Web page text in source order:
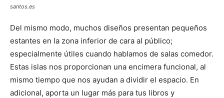
santos.es
Del mismo modo, muchos diseños presentan pequeños
estantes en la zona inferior de cara al público;
especialmente útiles cuando hablamos de salas comedor.
Estas islas nos proporcionan una encimera funcional, al
mismo tiempo que nos ayudan a dividir el espacio. En
adicional, aporta un lugar más para tus libros y